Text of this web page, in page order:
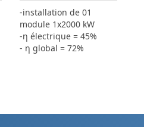
-installation de 01
module 1x2000 kW
-η électrique = 45%
- η global = 72%